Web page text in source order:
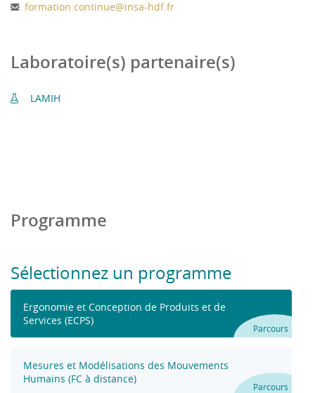
formation.continue@insa-hdf.fr
Laboratoire(s) partenaire(s)
LAMIH
Programme
Sélectionnez un programme
Ergonomie et Conception de Produits et de
Services (ECPS)
Parcours
Mesures et Modélisations des Mouvements
Humains (FC à distance)
Parcours